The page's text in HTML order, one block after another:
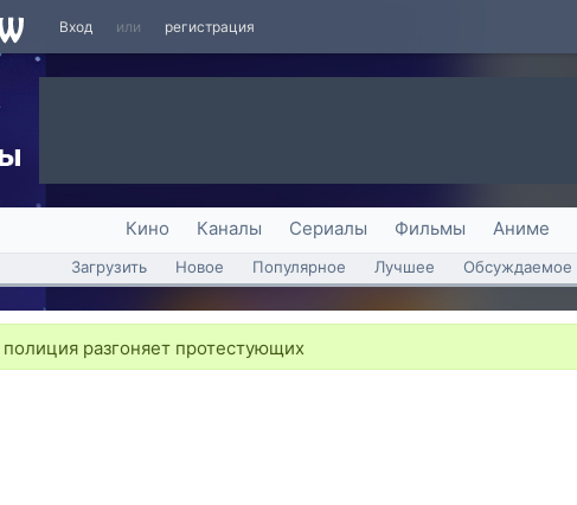
Вход или регистрация
Кино Каналы Сериалы Фильмы Аниме
Загрузить Новое Популярное Лучшее Обсуждаемое
разгоняет протестующих